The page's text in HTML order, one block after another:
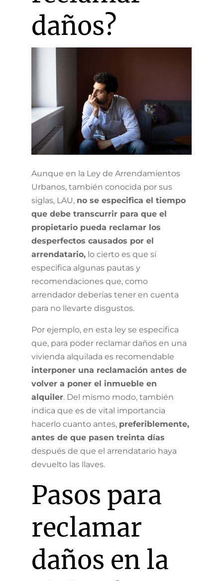
daños?
Aunque en la Ley de Arrendamientos
Urbanos, también conocida por sus
siglas, LAU, no se especifica el tiempo
que debe transcurrir para que el
propietario pueda reclamar los
desperfectos causados por el
arrendatario,lo cierto es que sí
especifica algunas pautas y
recomendaciones que, como
arrendador deberías tener en cuenta
para no llevarte disgustos.
Por ejemplo, en esta ley se especifica
que, para poder reclamar daños en una
vivienda alquilada es recomendable
interponer una reclamación antes de
volver a poner el inmueble en
alquiler. Del mismo modo, también
indica que es de vital importancia
hacerlo cuanto antes, preferiblemente,
antes de que pasen treinta días
después de que el arrendatario haya
devuelto las llaves.
Pasos para
reclamar
daños en la